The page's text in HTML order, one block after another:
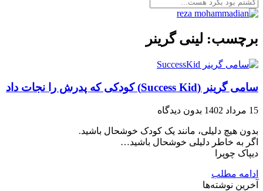
برچسب: لینی گرینر
سامی گرینر (Success Kid) کودکی که پدرش را نجات داد
15 مرداد 1402 بدون دیدگاه
بدون هیچ دلیلی، مانند یک کودک خوشحال باشید.
اگر به خاطر دلیلی خوشحال باشید…
دیپاک چوپرا
ادامه مطلب
آخرین نوشته‌ها